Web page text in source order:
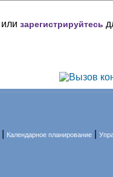
или зарегистрируйтесь
Календарное планирование